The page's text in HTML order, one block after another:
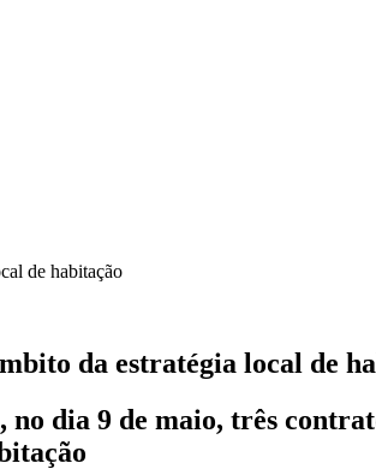
de habitação
da estratégia local de
dia 9 de maio, três